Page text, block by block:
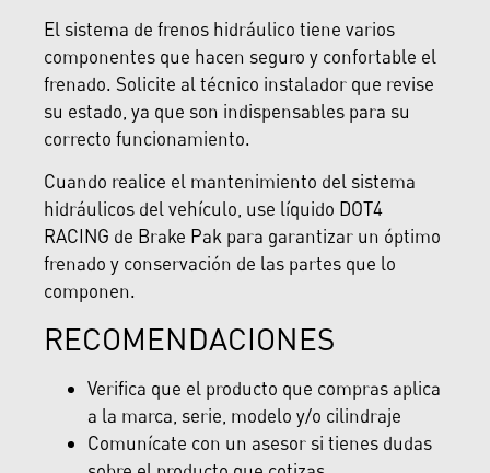
El sistema de frenos hidráulico tiene varios
componentes que hacen seguro y confortable el
frenado. Solicite al técnico instalador que revise
su estado, ya que son indispensables para su
correcto funcionamiento.
Cuando realice el mantenimiento del sistema
hidráulicos del vehículo, use líquido DOT4
RACING de Brake Pak para garantizar un óptimo
frenado y conservación de las partes que lo
componen.
RECOMENDACIONES
Verifica que el producto que compras aplica
a la marca, serie, modelo y/o cilindraje
Comunícate con un asesor si tienes dudas